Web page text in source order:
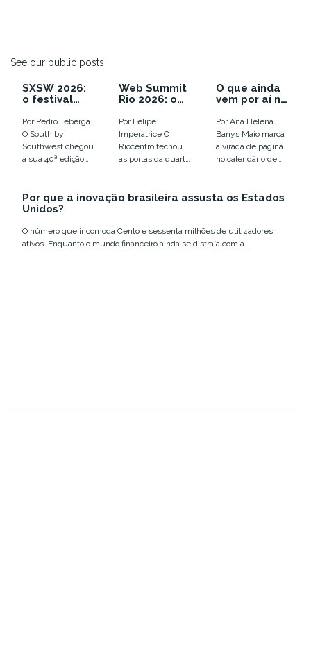
See our public posts
SXSW 2026:
o festival
as
tendências e
colocou o
humano em
xeque
Por Pedro Teberga
O South by
Southwest chegou
à sua 40ª edição
Web Summit
Rio 2026: o
euforia com
IA virou
disputa por
infraestrutur
a
Por Felipe
Imperatrice O
Riocentro fechou
as portas da quarta
números que
O que ainda
vem por aí no
de inovação
de 2026
Por Ana Helena
Banys Maio marca
a virada de página
no calendário de
inovação no
Por que a inovação brasileira assusta os Estados
Unidos?
O número que incomoda Cento e sessenta milhões de utilizadores
ativos. Enquanto o mundo financeiro ainda se distraía com a...